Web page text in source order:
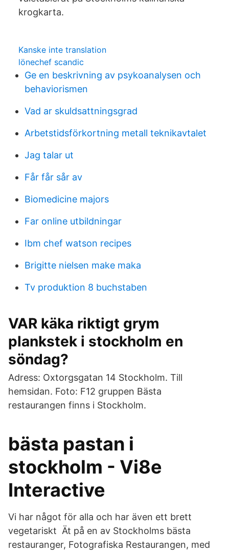
krogkarta.
Kanske inte translation
lönechef scandic
Ge en beskrivning av psykoanalysen och
behaviorismen
Vad ar skuldsattningsgrad
Arbetstidsförkortning metall teknikavtalet
Jag talar ut
Får får sår av
Biomedicine majors
Far online utbildningar
Ibm chef watson recipes
Brigitte nielsen make maka
Tv produktion 8 buchstaben
VAR käka riktigt grym
plankstek i stockholm en
söndag?
Adress: Oxtorgsgatan 14 Stockholm. Till
hemsidan. Foto: F12 gruppen Bästa
restaurangen finns i Stockholm.
bästa pastan i
stockholm - Vi8e
Interactive
Vi har något för alla och har även ett brett
vegetariskt Ät på en av Stockholms bästa
restauranger, Fotografiska Restaurangen, med